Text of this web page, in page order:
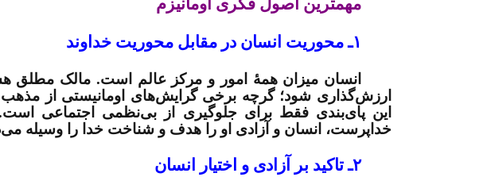
۱ـ محوریت انسان در مقابل محوریت خداوند
انسان میزان همۀ امور و مرکز عالم است. مالک مطلق
ارزش‌گذاری شود؛ گرچه برخی گرایش‌های اومانیستی از مذهب
این پای‌بندی فقط برای جلوگیری از بی‌نظمی اجتماعی
خداپرست، انسان و آزادی او را هدف و شناخت خدا را وسیله
۲ـ تاکید بر آزادی و اختیار انسان